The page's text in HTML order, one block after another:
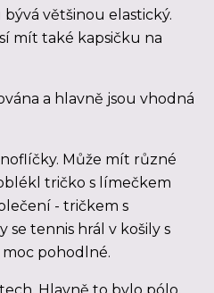
většinou elastický.
mít také kapsičku na
a hlavně jsou vhodná
Může mít různé
tričko s límečkem
- tričkem s
se tennis hrál v košily s
pohodlné.